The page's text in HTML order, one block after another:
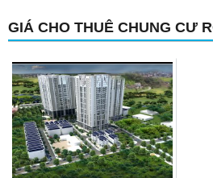
GIÁ CHO THUÊ CHUNG CƯ